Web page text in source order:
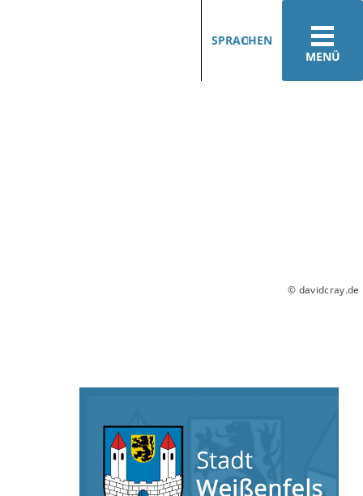
MENÜ
SPRACHEN
© davidcray.de